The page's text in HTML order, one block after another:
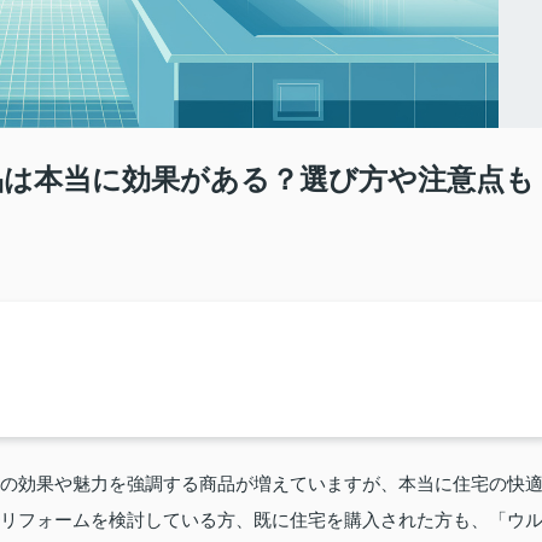
本当に効果がある？選び方や注意点も
効果や魅力を強調する商品が増えていますが、本当に住宅の快適
フォームを検討している方、既に住宅を購入された方も、「ウル